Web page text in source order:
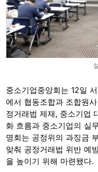
중소기업중앙회는 12일
에서 협동조합과 조합원
정거래법 제재, 중소기업
화 흐름과 중소기업의 실
명회는 공정위의 과징금
맞춰 공정거래법 위반 예
을 높이기 위해 마련됐다.